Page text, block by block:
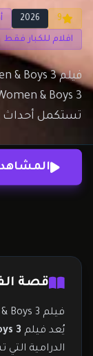
9
2026
افلام للكبار فقط
تستكمل أحداث
الإنسانية
متماسكة تركز
قصة
فيلم Women & Boys 3 مترجم للكبار فقط
يُعد فيلم 3
الدرامية